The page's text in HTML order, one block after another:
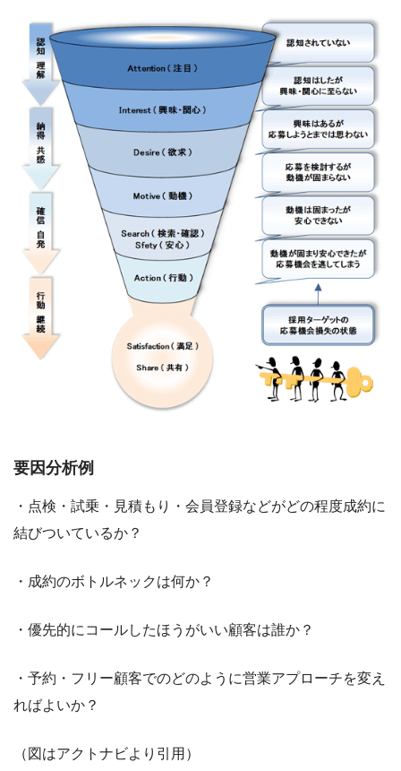
要因分析例
・点検・試乗・見積もり・会員登録などがどの程度成約に
結びついているか？
・成約のボトルネックは何か？
・優先的にコールしたほうがいい顧客は誰か？
・予約・フリー顧客でのどのように営業アプローチを変え
ればよいか？
（図はアクトナビより引用）